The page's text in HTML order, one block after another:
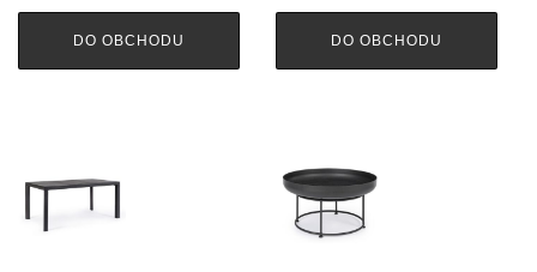
DO OBCHODU DO OBCHODU